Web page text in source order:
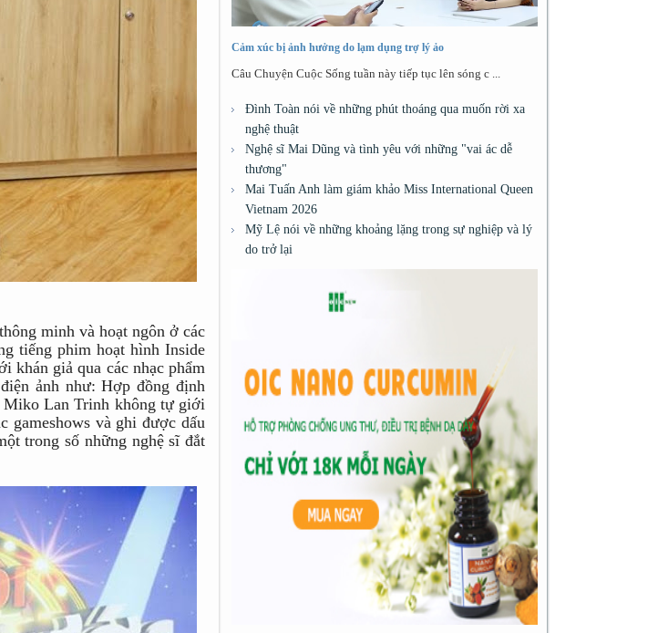
minh và hoạt ngôn ở các
tiếng phim hoạt hình Inside
khán giả qua các nhạc phẩm
ảnh như: Hợp đồng định
Miko Lan Trinh không tự giới
gameshows và ghi được dấu
trong số những nghệ sĩ đắt
Cảm xúc bị ảnh hưởng do lạm dụng trợ lý ảo
Câu Chuyện Cuộc Sống tuần này tiếp tục lên sóng c ...
Đình Toàn nói về những phút thoáng qua muốn rời xa
nghệ thuật
Nghệ sĩ Mai Dũng và tình yêu với những "vai ác dễ
thương"
Mai Tuấn Anh làm giám khảo Miss International Queen
Vietnam 2026
Mỹ Lệ nói về những khoảng lặng trong sự nghiệp và lý
do trở lại